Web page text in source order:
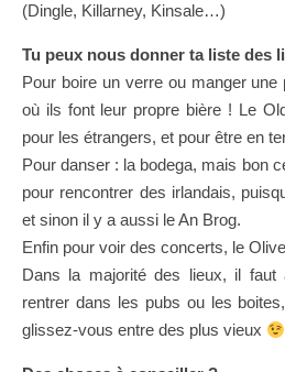
(Dingle, Killarney, Kinsale…)
Tu peux nous donner ta liste des
Pour boire un verre ou manger
où ils font leur propre bière ! Le
pour les étrangers, et pour être en
Pour danser : la bodega, mais bon
pour rencontrer des irlandais,
et sinon il y a aussi le An Brog.
Enfin pour voir des concerts, le
Dans la majorité des lieux, il
rentrer dans les pubs ou les
glissez-vous entre des plus vieux